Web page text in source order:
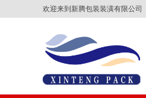
欢迎来到新腾包装装潢有限公司